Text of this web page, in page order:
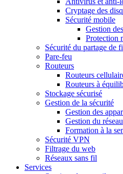
Cryptage des
Sécurité mobile
Gestion
Protection
Sécurité du partage de
Pare-feu
Routeurs
Routeurs
Routeurs à
Stockage sécurisé
Gestion de la sécurité
Gestion des
Gestion du réseau
Formation à la
Sécurité VPN
Filtrage du web
Réseaux sans fil
Services